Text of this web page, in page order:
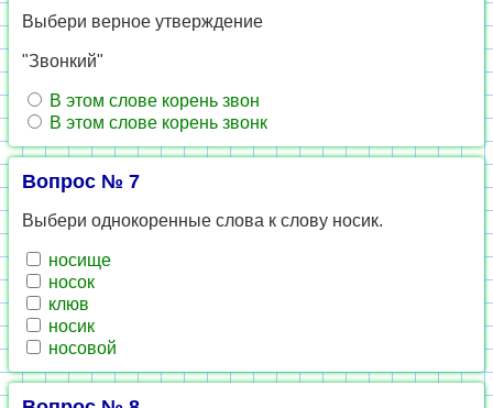
Выбери верное утверждение
"Звонкий"
В этом слове корень звон
В этом слове корень звонк
Вопрос № 7
Выбери однокоренные слова к слову носик.
носище
носок
клюв
носик
носовой